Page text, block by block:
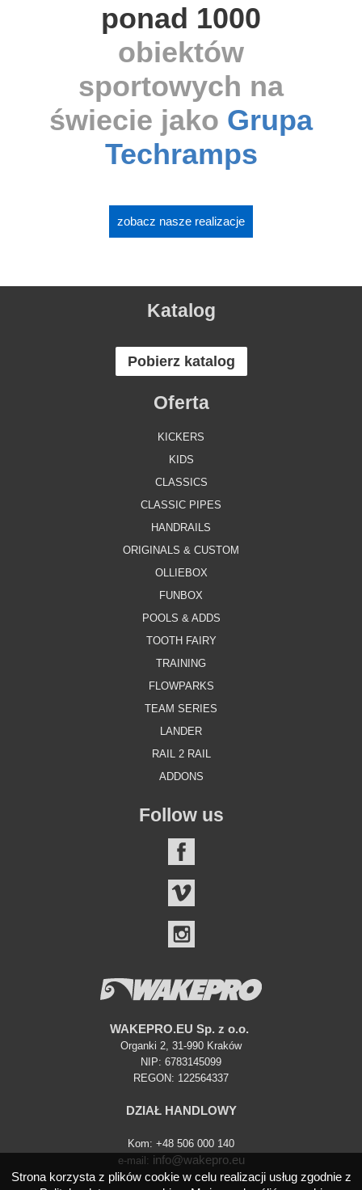
ponad 1000
obiektów
sportowych na
świecie jako Grupa
Techramps
zobacz nasze realizacje
Katalog
Pobierz katalog
Oferta
KICKERS
KIDS
CLASSICS
CLASSIC PIPES
HANDRAILS
ORIGINALS & CUSTOM
OLLIEBOX
FUNBOX
POOLS & ADDS
TOOTH FAIRY
TRAINING
FLOWPARKS
TEAM SERIES
LANDER
RAIL 2 RAIL
ADDONS
Follow us
WAKEPRO.EU Sp. z o.o.
Organki 2, 31-990 Kraków
NIP: 6783145099
REGON: 122564337
DZIAŁ HANDLOWY
Kom: +48 506 000 140
e-mail: info@wakepro.eu
Strona korzysta z plików cookie w celu realizacji usług zgodnie z